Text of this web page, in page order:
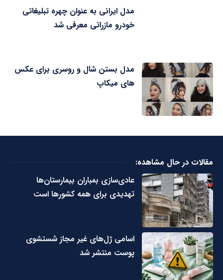
مدل ایرانی به عنوان چهره تبلیغاتی
خودرو مازراتی معرفی شد
مدل بستن شال و روسری برای عکس
های میکاپ
مقالات در حال مشاهده:
عادی‌سازی بمباران بیمارستان‌ها
تهدیدی برای همه کشورها است
اسامی ژل‌های غیر مجاز شستشوی
پوست منتشر شد